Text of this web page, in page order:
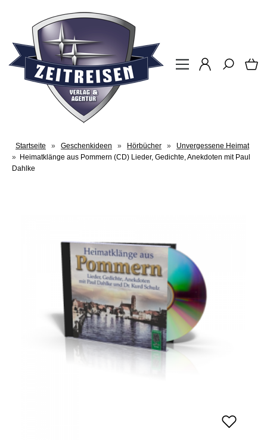
Startseite » Geschenkideen » Hörbücher »
Unvergessene Heimat
» Heimatklänge aus Pommern (CD) Lieder, Gedichte, Anekdoten mit Paul
Dahlke